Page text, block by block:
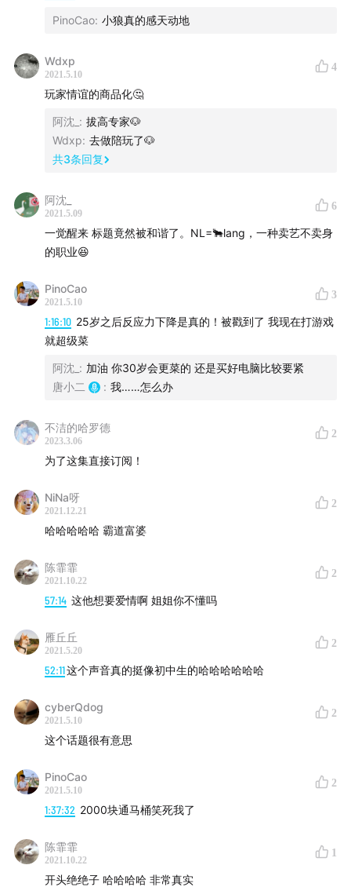
阿沈：从来不看游戏技能分享群，认真做剪辑的卑微主播
【嘉宾】
学院派老板
小圆：最容易成为冤大头却在陪玩世界收获真友谊的幸运
小梨：在陪玩的全世界路过，可以白嫖故事但绝不花一分
钱的高贵路人
【时间轴】
Kyle：擅长情感劳作的高情商陪玩
36:48 小池：和富婆老板谈恋爱的公务员临时工
小狼：人间有真情的“快乐男大学生”
64:08 松仔：没有完成9年义务教育的“淳朴少年”
777：前电竞职业选手，主动坦白开挂的昔日屠龙少
四月: 知乎找到的陪玩
71:32 医学生陪玩：我们对男陪玩的unconscious bias
十六：月入一万五 攒钱买房结婚的上进陪玩
77:37 小浣熊：陪玩的价值也可以是是给抑郁症老板带来
快乐
小B：一局游戏赚两份钱的鸡贼陪玩
PinoCao: 小狼真的感天动地
Wdxp
2021.5.10
4
玩家情谊的商品化🤔
阿沈_ : 拔高专家🐶
Wdxp: 去做陪玩了🐶
共3条回复
阿沈_
2021.5.09
6
一觉醒来 标题竟然被和谐了。NL=🐂lang，一种卖艺不卖身
的职业😆
PinoCao
2021.5.10
3
1:16:10 25岁之后反应力下降是真的！被戳到了 我现在打游戏
就超级菜
阿沈_ : 加油 你30岁会更菜的 还是买好电脑比较要紧
唐小二
: 我……怎么办
不洁的哈罗德
2023.3.06
2
为了这集直接订阅！
NiNa呀
2021.12.21
2
哈哈哈哈哈 霸道富婆
陈霏霏
2021.10.22
2
57:14 这他想要爱情啊 姐姐你不懂吗
雁丘丘
2021.5.20
2
52:11这个声音真的挺像初中生的哈哈哈哈哈哈
cyberQdog
2021.5.10
2
这个话题很有意思
PinoCao
2021.5.10
2
1:37:32 2000块通马桶笑死我了
陈霏霏
2021.10.22
1
开头绝绝子 哈哈哈哈 非常真实